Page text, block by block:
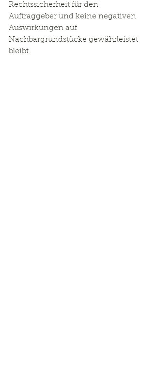
Rechtssicherheit für den
Auftraggeber und keine negativen
Auswirkungen auf
Nachbargrundstücke gewährleistet
bleibt.